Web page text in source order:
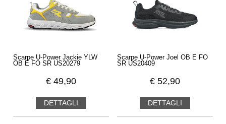
Scarpe U-Power Jackie YLW
OB E FO SR US20279
€ 49,90
DETTAGLI
Scarpe U-Power Joel OB E FO
SR US20409
€ 52,90
DETTAGLI